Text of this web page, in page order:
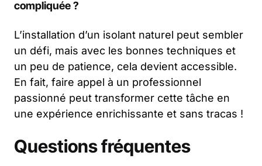
compliquée ?
L’installation d’un isolant naturel peut sembler
un défi, mais avec les bonnes techniques et
un peu de patience, cela devient accessible.
En fait, faire appel à un professionnel
passionné peut transformer cette tâche en
une expérience enrichissante et sans tracas !
Questions fréquentes